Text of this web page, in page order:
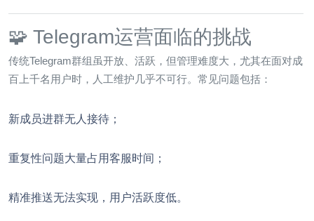
🧩 Telegram运营面临的挑战
传统Telegram群组虽开放、活跃，但管理难度大，尤其在面对成
百上千名用户时，人工维护几乎不可行。常见问题包括：
新成员进群无人接待；
重复性问题大量占用客服时间；
精准推送无法实现，用户活跃度低。